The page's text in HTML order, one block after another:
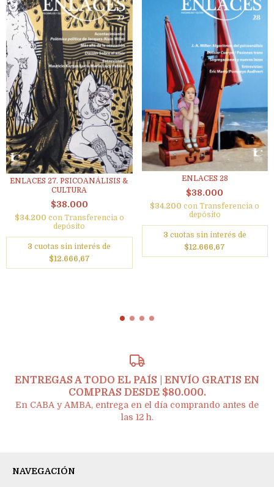
ENLACES 27. PSICOANÁLISIS &
CULTURA
$38.000
$34.200 con Transferencia o
depósito
3 cuotas sin interés de
$12.666,67
ENLACES 28
$38.000
$34.200con Transferencia o
depósito
3 cuotas sin interés de
$12.666,67
ENTREGAS A TODO EL PAÍS | ENVÍO GRATIS EN
COMPRAS DESDE $80.000.
En CABA y AMBA, entrega en el día comprando antes de
las 12 h.
NAVEGACIÓN